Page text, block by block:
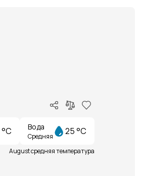
Вода
Средняя 25 °C
August средняя температура